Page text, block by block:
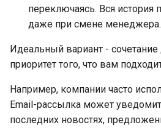
переключаясь. Вся история
даже при смене менеджера.
Идеальный вариант -
приоритет того, что вам
Например, компании часто
Email-рассылка может
последних новостях,